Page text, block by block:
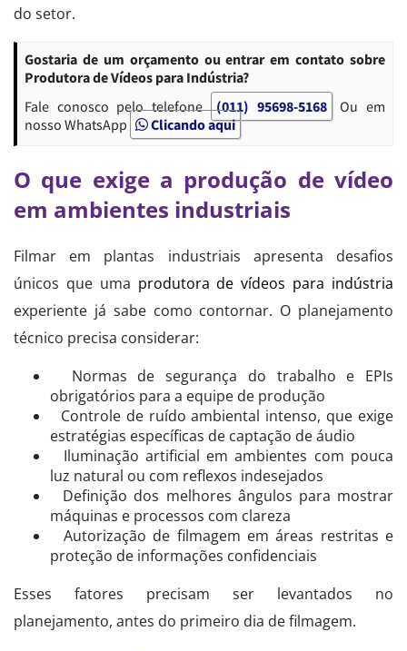
do setor.
Gostaria de um orçamento ou entrar em contato sobre
Produtora de Vídeos para Indústria?
Fale conosco pelo telefone (011) 95698-5168
Ou em
nosso WhatsApp
Clicando aqui
O que exige a produção de vídeo
em ambientes industriais
Filmar em plantas industriais apresenta desafios
únicos que uma produtora de vídeos para indústria
experiente já sabe como contornar. O planejamento
técnico precisa considerar:
Normas de segurança do trabalho e EPIs
obrigatórios para a equipe de produção
Controle de ruído ambiental intenso, que exige
estratégias específicas de captação de áudio
Iluminação artificial em ambientes com pouca
luz natural ou com reflexos indesejados
Definição dos melhores ângulos para mostrar
máquinas e processos com clareza
Autorização de filmagem em áreas restritas e
proteção de informações confidenciais
Esses fatores precisam ser levantados no
planejamento, antes do primeiro dia de filmagem.